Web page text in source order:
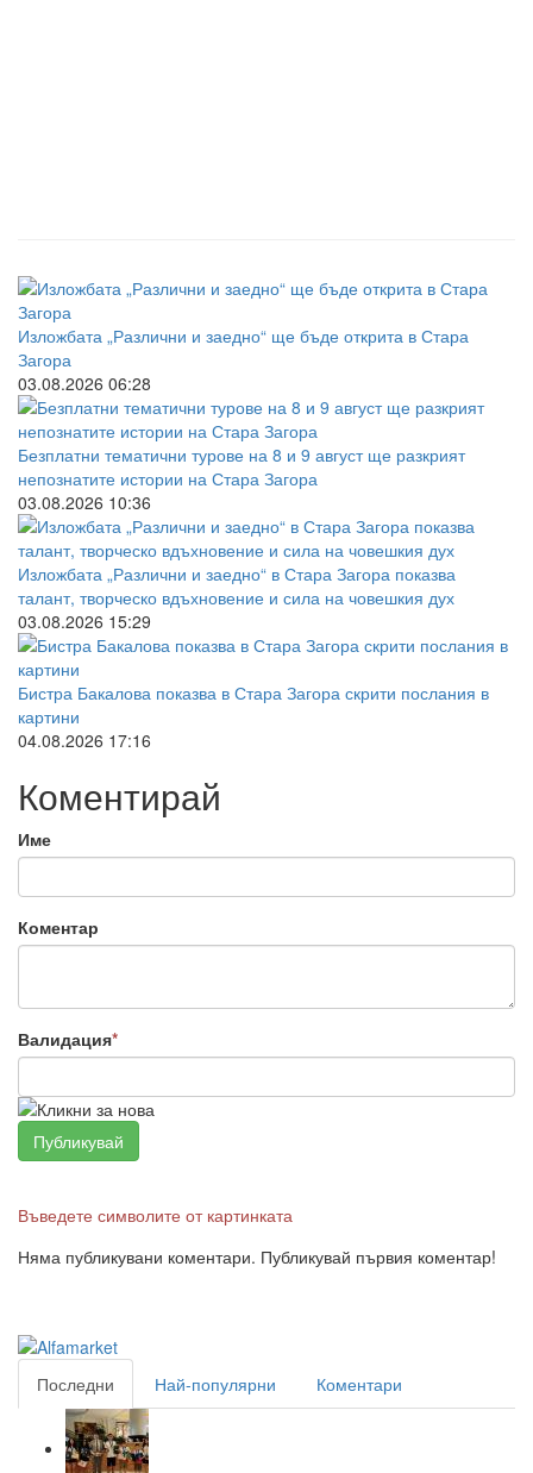
Изложбата „Различни и заедно“ ще бъде открита в Стара
Загора
03.08.2026 06:28
Безплатни тематични турове на 8 и 9 август ще разкрият
непознатите истории на Стара Загора
03.08.2026 10:36
Изложбата „Различни и заедно“ в Стара Загора показва
талант, творческо вдъхновение и сила на човешкия дух
03.08.2026 15:29
Бистра Бакалова показва в Стара Загора скрити послания в
картини
04.08.2026 17:16
Коментирай
Име
Коментар
Валидация*
Въведете символите от картинката
Няма публикувани коментари. Публикувай първия коментар!
Последни Най-популярни Коментари